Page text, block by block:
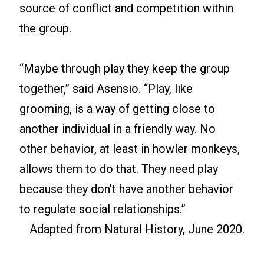
source of conflict and competition within
the group.
“Maybe through play they keep the group
together,” said Asensio. “Play, like
grooming, is a way of getting close to
another individual in a friendly way. No
other behavior, at least in howler monkeys,
allows them to do that. They need play
because they don’t have another behavior
to regulate social relationships.”
Adapted from Natural History, June 2020.